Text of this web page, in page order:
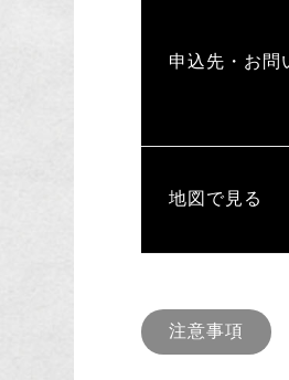
申込先・お問
地図で見る
注意事項